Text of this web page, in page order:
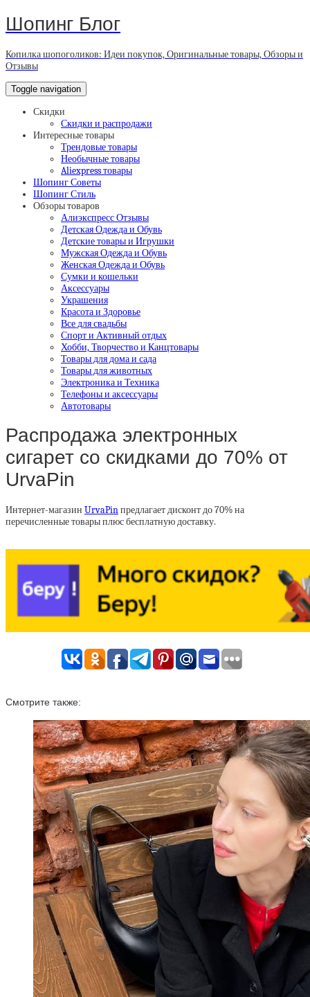
Шопинг Блог
Копилка шопоголиков: Идеи покупок, Оригинальные товары, Обзоры и
Отзывы
Toggle navigation
Скидки
Скидки и распродажи
Интересные товары
Трендовые товары
Необычные товары
Aliexpress товары
Шопинг Советы
Шопинг Стиль
Обзоры товаров
Алиэкспресс Отзывы
Детская Одежда и Обувь
Детские товары и Игрушки
Мужская Одежда и Обувь
Женская Одежда и Обувь
Сумки и кошельки
Аксессуары
Украшения
Красота и Здоровье
Все для свадьбы
Спорт и Активный отдых
Хобби, Творчество и Канцтовары
Товары для дома и сада
Товары для животных
Электроника и Техника
Телефоны и аксессуары
Автотовары
Распродажа электронных
сигарет со скидками до 70% от
UrvaPin
Интернет-магазин UrvaPinпредлагает дисконт до 70% на
перечисленные товары плюс бесплатную доставку.
Смотрите также: